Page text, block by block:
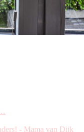
- Mama van Dijk